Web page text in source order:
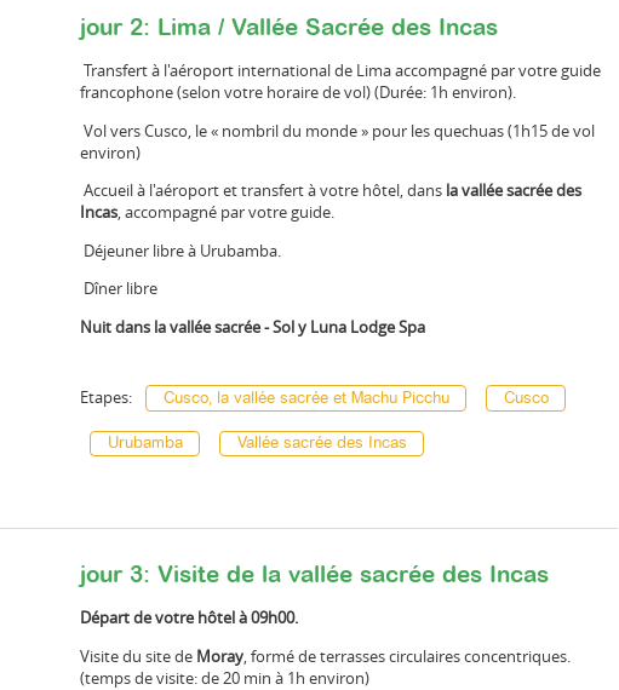
jour 2: Lima / Vallée Sacrée des Incas
Transfert à l'aéroport international de Lima accompagné par votre guide
francophone (selon votre horaire de vol) (Durée: 1h environ).
Vol vers Cusco, le « nombril du monde » pour les quechuas (1h15 de vol
environ)
Accueil à l'aéroport et transfert à votre hôtel, dans la vallée sacrée des
Incas, accompagné par votre guide.
Déjeuner libre à Urubamba.
Dîner libre
Nuit dans la vallée sacrée - Sol y Luna Lodge Spa
Etapes: Cusco, la vallée sacrée et Machu Picchu Cusco
Urubamba Vallée sacrée des Incas
jour 3: Visite de la vallée sacrée des Incas
Départ de votre hôtel à 09h00.
Visite du site de Moray, formé de terrasses circulaires concentriques.
(temps de visite: de 20 min à 1h environ)